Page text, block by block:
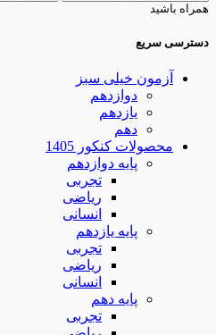
همراه باشید
دسترسی سریع
آزمون خیلی سبز
دوازدهم
یازدهم
دهم
محصولات کنکور 1405
پایه دوازدهم
تجربی
ریاضی
انسانی
پایه یازدهم
تجربی
ریاضی
انسانی
پایه دهم
تجربی